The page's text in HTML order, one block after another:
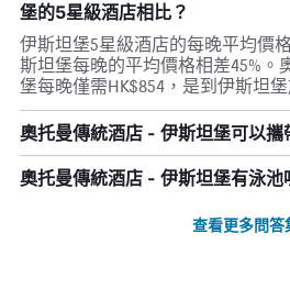
堡的5星級酒店相比？
伊斯坦堡5星級酒店的每晚平均價
斯坦堡每晚的平均價格相差45%。
堡每晚僅需HK$854，是到伊斯坦
奧托曼傳統酒店 - 伊斯坦堡可以攜
奧托曼傳統酒店 - 伊斯坦堡有泳池
查看更多問答